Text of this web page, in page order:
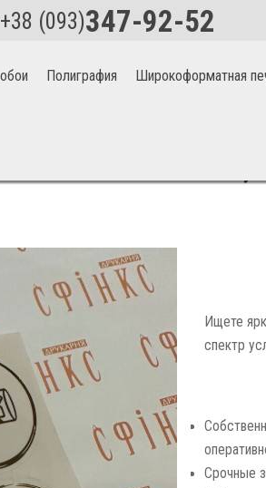
+38 (093)347-92-52
Полиграфия Широкоформатная
Ищете
спектр
Срочные